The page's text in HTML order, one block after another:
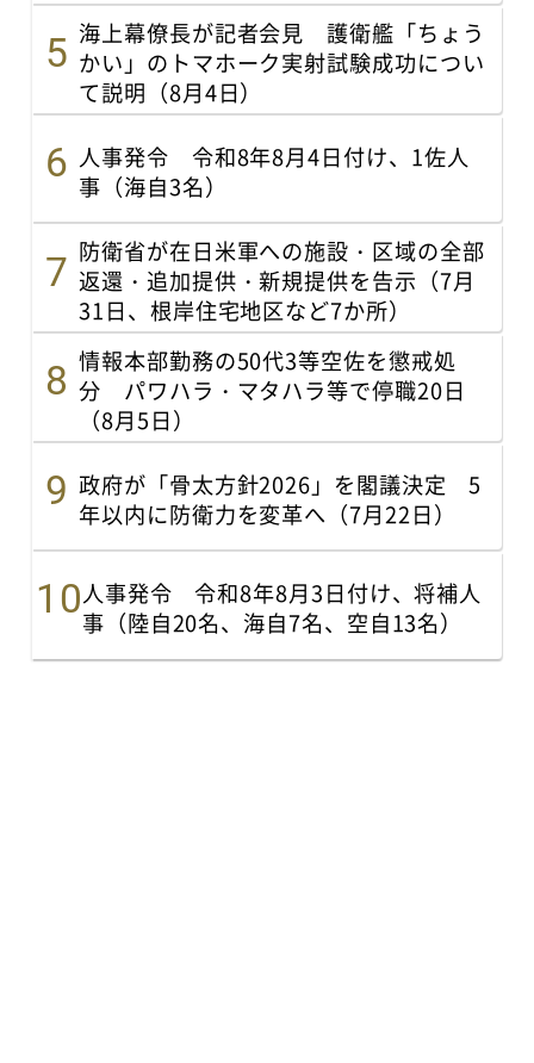
海上幕僚長が記者会見 護衛艦「ちょう
かい」のトマホーク実射試験成功につい
て説明（8月4日）
人事発令 令和8年8月4日付け、1佐人
事（海自3名）
防衛省が在日米軍への施設・区域の全部
返還・追加提供・新規提供を告示（7月
31日、根岸住宅地区など7か所）
情報本部勤務の50代3等空佐を懲戒処
分 パワハラ・マタハラ等で停職20日
（8月5日）
政府が「骨太方針2026」を閣議決定 5
年以内に防衛力を変革へ（7月22日）
人事発令 令和8年8月3日付け、将補人
事（陸自20名、海自7名、空自13名）